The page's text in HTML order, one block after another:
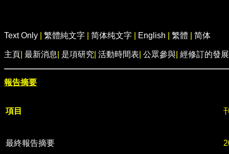
Text Only 繁體純文字 简体纯文字 English 繁體 简体
主頁 最新消息 是項研究 活動時間表 公眾參與 經修訂的發
報告摘要
項目
最終報告摘要